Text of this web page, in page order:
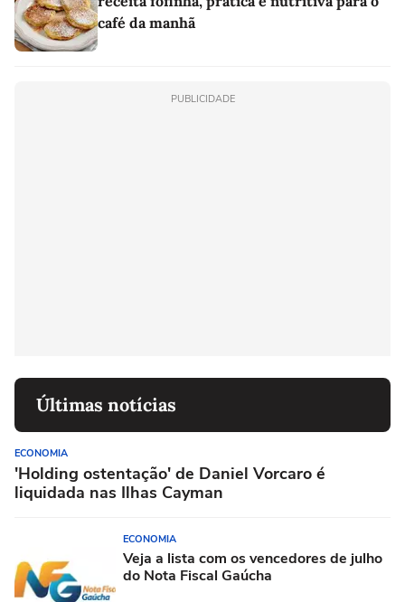
café da manhã
PUBLICIDADE
Últimas notícias
ECONOMIA
'Holding ostentação' de Daniel Vorcaro é
liquidada nas Ilhas Cayman
ECONOMIA
Veja a lista com os vencedores de julho
do Nota Fiscal Gaúcha